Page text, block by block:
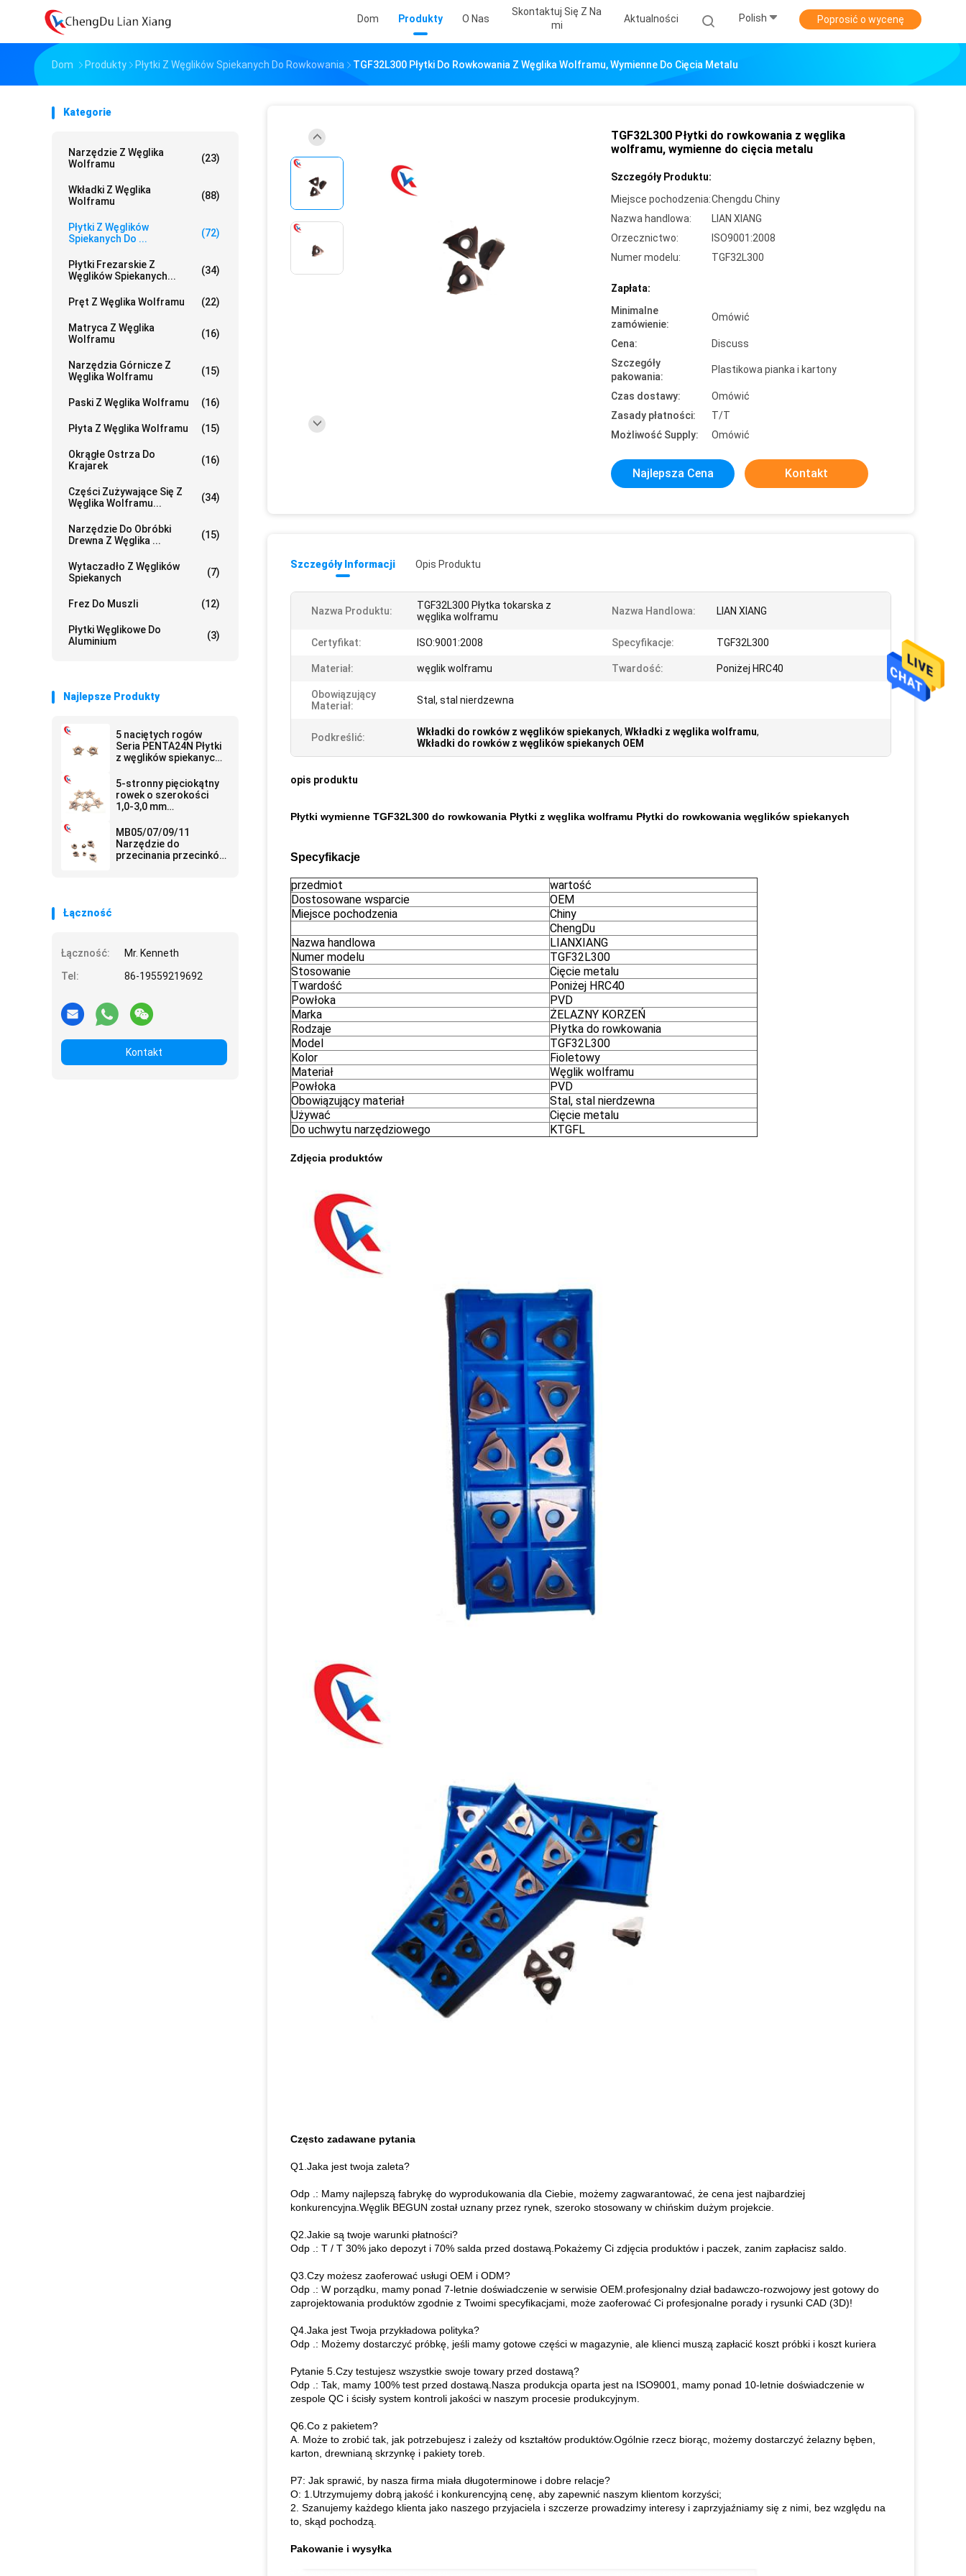
Dom Produkty O Nas
Skontaktuj Się Z Na
Mi
Aktualności Polish Poprosić o wycenę
Dom Produkty Płytki Z Węglików Spiekanych Do Rowkowania TGF32L300 Płytki Do Rowkowania Z Węglika Wolframu, Wymienne Do Cięcia Metalu
Kategorie
Narzędzie Z Węglika
Wolframu
(23)
Wkładki Z Węglika
Wolframu
(88)
Płytki Z Węglików
Spiekanych Do ...
(72)
Płytki Frezarskie Z
Węglików Spiekanych...
(34)
Pręt Z Węglika Wolframu (22)
Matryca Z Węglika
Wolframu
(16)
Narzędzia Górnicze Z
Węglika Wolframu
(15)
Paski Z Węglika Wolframu (16)
Płyta Z Węglika Wolframu (15)
Okrągłe Ostrza Do
Krajarek
(16)
Części Zużywające Się Z
Węglika Wolframu...
(34)
Narzędzie Do Obróbki
Drewna Z Węglika ...
(15)
Wytaczadło Z Węglików
Spiekanych
(7)
Frez Do Muszli (12)
Płytki Węglikowe Do
Aluminium
(3)
Najlepsze Produkty
5 naciętych rogów
Seria PENTA24N Płytki
z węglików spiekanych
długiej żywotności i
niskim zużyciu
5-stronny pięciokątny
rowek o szerokości
1,0-3,0 mm
obróbki krawędzi
skrawających Płytki z
węglików spiekanych
do rowkowania
MB05/07/09/11
Narzędzie do
przecinania przecinków
Łączność
Łączność:
Mr. Kenneth
Tel:
86-19559219692
Kontakt
TGF32L300 Płytki do rowkowania z węglika
wolframu, wymienne do cięcia metalu
Szczegóły Produktu:
Miejsce pochodzenia:Chengdu Chiny
Nazwa handlowa:
LIAN XIANG
Orzecznictwo:
ISO9001:2008
Numer modelu:
TGF32L300
Zapłata:
Minimalne
zamówienie:
Omówić
Cena:
Discuss
Szczegóły
pakowania:
Plastikowa pianka i kartony
Czas dostawy:
Omówić
Zasady płatności:
T/T
Możliwość Supply:
Omówić
Najlepsza Cena Kontakt
Szczegóły Informacji Opis Produktu
Nazwa Produktu:
TGF32L300 Płytka tokarska z
węglika wolframu
Nazwa Handlowa: LIAN XIANG
Certyfikat: ISO:9001:2008 Specyfikacje: TGF32L300
Materiał: węglik wolframu Twardość: Poniżej HRC40
Obowiązujący
Materiał:
Stal, stal nierdzewna
Podkreślić: Wkładki do rowków z węglików spiekanych, Wkładki z węglika wolframu,
Wkładki do rowków z węglików spiekanych OEM
opis produktu
Płytki wymienne TGF32L300 do rowkowania Płytki z węglika wolframu Płytki do rowkowania węglików spiekanych
Specyfikacje
przedmiot
wartość
Dostosowane wsparcie
OEM
Miejsce pochodzenia
Chiny
ChengDu
Nazwa handlowa
LIANXIANG
Numer modelu
TGF32L300
Stosowanie
Cięcie metalu
Twardość
Poniżej HRC40
Powłoka
PVD
Marka
ŻELAZNY KORZEŃ
Rodzaje
Płytka do rowkowania
Model
TGF32L300
Kolor
Fioletowy
Materiał
Węglik wolframu
Powłoka
PVD
Obowiązujący materiał
Stal, stal nierdzewna
Używać
Cięcie metalu
Do uchwytu narzędziowego
KTGFL
Zdjęcia produktów
Często zadawane pytania
Q1.Jaka jest twoja zaleta?
Odp .: Mamy najlepszą fabrykę do wyprodukowania dla Ciebie, możemy zagwarantować, że cena jest najbardziej
konkurencyjna.Węglik BEGUN został uznany przez rynek, szeroko stosowany w chińskim dużym projekcie.
Q2.Jakie są twoje warunki płatności?
Odp .: T / T 30% jako depozyt i 70% salda przed dostawą.Pokażemy Ci zdjęcia produktów i paczek, zanim zapłacisz saldo.
Q3.Czy możesz zaoferować usługi OEM i ODM?
Odp .: W porządku, mamy ponad 7-letnie doświadczenie w serwisie OEM.profesjonalny dział badawczo-rozwojowy jest gotowy do
zaprojektowania produktów zgodnie z Twoimi specyfikacjami, może zaoferować Ci profesjonalne porady i rysunki CAD (3D)!
Q4.Jaka jest Twoja przykładowa polityka?
Odp .: Możemy dostarczyć próbkę, jeśli mamy gotowe części w magazynie, ale klienci muszą zapłacić koszt próbki i koszt kuriera
Pytanie 5.Czy testujesz wszystkie swoje towary przed dostawą?
Odp .: Tak, mamy 100% test przed dostawą.Nasza produkcja oparta jest na ISO9001, mamy ponad 10-letnie doświadczenie w
zespole QC i ścisły system kontroli jakości w naszym procesie produkcyjnym.
Q6.Co z pakietem?
A. Może to zrobić tak, jak potrzebujesz i zależy od kształtów produktów.Ogólnie rzecz biorąc, możemy dostarczyć żelazny bęben,
karton, drewnianą skrzynkę i pakiety toreb.
P7: Jak sprawić, by nasza firma miała długoterminowe i dobre relacje?
O: 1.Utrzymujemy dobrą jakość i konkurencyjną cenę, aby zapewnić naszym klientom korzyści;
2. Szanujemy każdego klienta jako naszego przyjaciela i szczerze prowadzimy interesy i zaprzyjaźniamy się z nimi, bez względu na
to, skąd pochodzą.
Pakowanie i wysyłka